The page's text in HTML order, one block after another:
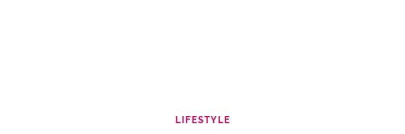
LIFESTYLE